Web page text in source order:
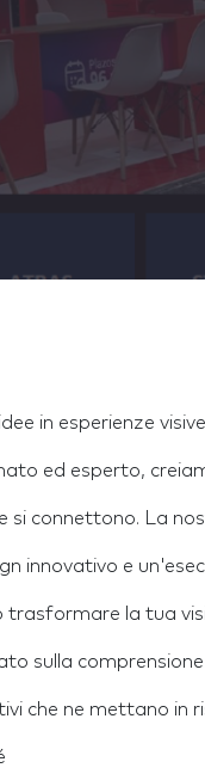
in esperienze visive
ed esperto,
si connettono. La
innovativo e
trasformare la tua
sulla comprensione
che ne mettano in